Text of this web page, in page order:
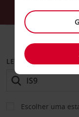
CARRO
LEVANTAR EM
Escolher uma